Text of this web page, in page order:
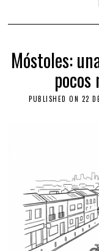
Móstoles:
PUBLISHED ON 22